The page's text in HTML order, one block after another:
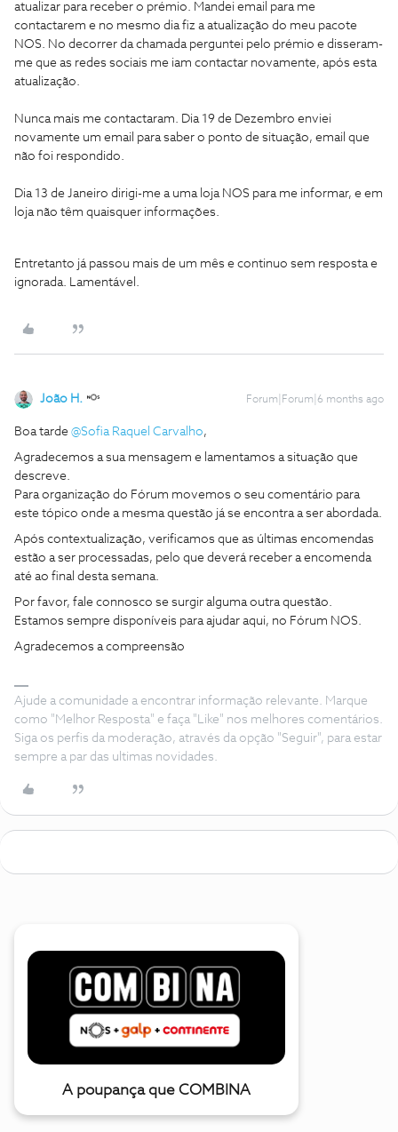
atualizar para receber o prémio. Mandei email para me
contactarem e no mesmo dia fiz a atualização do meu pacote
NOS. No decorrer da chamada perguntei pelo prémio e disseram-
me que as redes sociais me iam contactar novamente, após esta
atualização.
Nunca mais me contactaram. Dia 19 de Dezembro enviei
novamente um email para saber o ponto de situação, email que
não foi respondido.
Dia 13 de Janeiro dirigi-me a uma loja NOS para me informar, e em
loja não têm quaisquer informações.
Entretanto já passou mais de um mês e continuo sem resposta e
ignorada. Lamentável.
João H. Forum|Forum|6 months ago
Boa tarde ​ @Sofia Raquel Carvalho,
Agradecemos a sua mensagem e lamentamos a situação que
descreve.
Para organização do Fórum movemos o seu comentário para
este tópico onde a mesma questão já se encontra a ser abordada.
Após contextualização, verificamos que as últimas encomendas
estão a ser processadas, pelo que deverá receber a encomenda
até ao final desta semana.
Por favor, fale connosco se surgir alguma outra questão.
Estamos sempre disponíveis para ajudar aqui, no Fórum NOS.
Agradecemos a compreensão
Ajude a comunidade a encontrar informação relevante. Marque
como "Melhor Resposta" e faça "Like" nos melhores comentários.
Siga os perfis da moderação, através da opção "Seguir", para estar
sempre a par das ultimas novidades.
A poupança que COMBINA